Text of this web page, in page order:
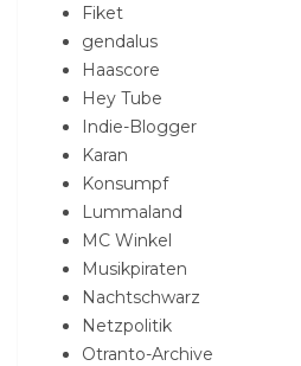
Fiket
gendalus
Haascore
Hey Tube
Indie-Blogger
Karan
Konsumpf
Lummaland
MC Winkel
Musikpiraten
Nachtschwarz
Netzpolitik
Otranto-Archive